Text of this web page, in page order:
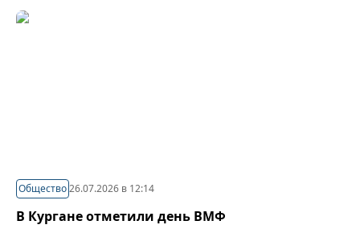
Общество26.07.2026 в 12:14
В Кургане отметили день ВМФ